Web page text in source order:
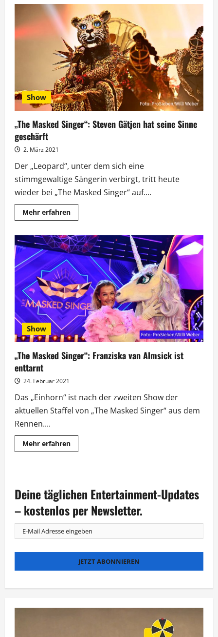
Singer“:
Henning
Baum
war
das
„Quokka“
Show
„The Masked Singer“: Steven Gätjen hat seine Sinne
geschärft
2. März 2021
Der „Leopard“, unter dem sich eine
stimmgewaltige Sängerin verbirgt, tritt heute
wieder bei „The Masked Singer“ auf....
Mehr erfahrenMehr
Informationen
Masked
Singer“:
Steven
Gätjen
hat
seine
Sinne
geschärft
Show
„The Masked Singer“: Franziska van Almsick ist
enttarnt
24. Februar 2021
Das „Einhorn“ ist nach der zweiten Show der
aktuellen Staffel von „The Masked Singer“ aus dem
Rennen....
Mehr erfahrenMehr
Informationen
van
Almsick
enttarnt
Deine täglichen Entertainment-Updates
– kostenlos per Newsletter.